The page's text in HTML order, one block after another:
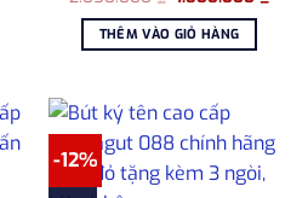
1.800.000 ₫.
là:
2.050.000 ₫.
hiện
THÊM VÀO GIỎ HÀNG
-12%